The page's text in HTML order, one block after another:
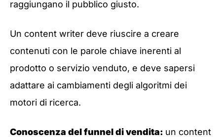
raggiungano il pubblico giusto.
Un content writer deve riuscire a creare
contenuti con le parole chiave inerenti al
prodotto o servizio venduto, e deve sapersi
adattare ai cambiamenti degli algoritmi dei
motori di ricerca.
Conoscenza del funnel di vendita: un content